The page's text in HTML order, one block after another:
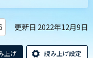
更新日 2022年12月9日
上げ 読み上げ設定